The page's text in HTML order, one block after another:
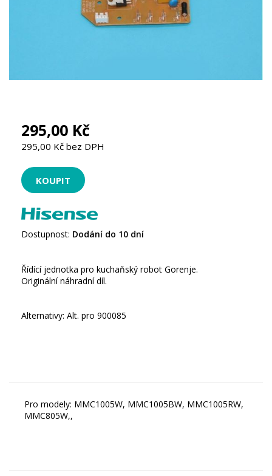
295,00 Kč
295,00 Kč bez DPH
Dostupnost: Dodání do 10 dní
Řídící jednotka pro kuchaňský robot Gorenje.
Originální náhradní díl.
Alternativy: Alt. pro 900085
Pro modely: MMC1005W, MMC1005BW, MMC1005RW,
MMC805W,,